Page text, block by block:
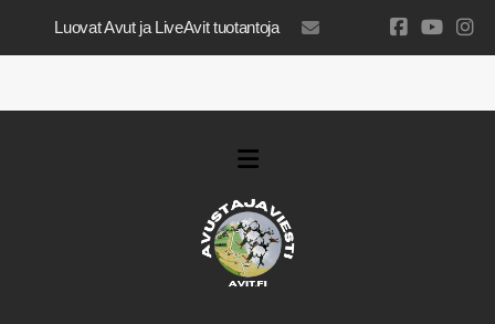
Luovat Avut ja LiveAvit tuotantoja luovatavut@gmail.com